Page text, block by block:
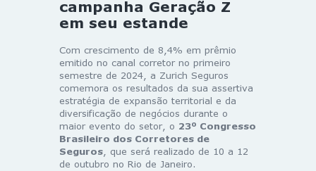
campanha Geração Z
em seu estande
Com crescimento de 8,4% em prêmio
emitido no canal corretor no primeiro
semestre de 2024, a Zurich Seguros
comemora os resultados da sua assertiva
estratégia de expansão territorial e da
diversificação de negócios durante o
maior evento do setor, o 23º Congresso
Brasileiro dos Corretores de
Seguros, que será realizado de 10 a 12
de outubro no Rio de Janeiro.